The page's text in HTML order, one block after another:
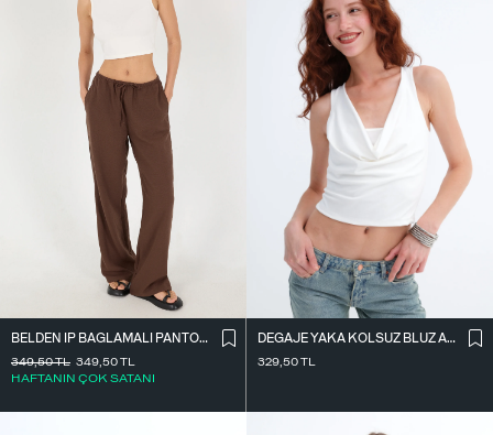
BELDEN İ̇P BAĞLAMALI PANTOLON PN16372-İ6
349,50TL
HAFTANIN ÇOK SATANI
349,50TL
DEGAJE YAKA KOLSUZ BLUZ A0980
329,50TL